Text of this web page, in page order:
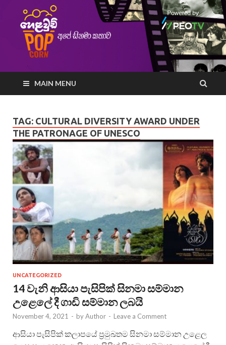
MAIN MENU
TAG: CULTURAL DIVERSITY AWARD UNDER
THE PATRONAGE OF UNESCO
UNCATEGORIZED
14 වැනි ආසියා පැසිපික් සිනමා සම්මාන
උළෙලේ දී ගාඩි සම්මාන ලබයි
November 4, 2021 - byAuthor - Leave a Comment
ආසියා පැසිපික් කලාපයේ ප්‍රමුඛතම සිනමා සම්මාන උළෙල